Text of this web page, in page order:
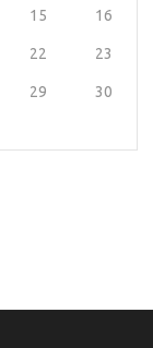
15 16
22 23
29 30